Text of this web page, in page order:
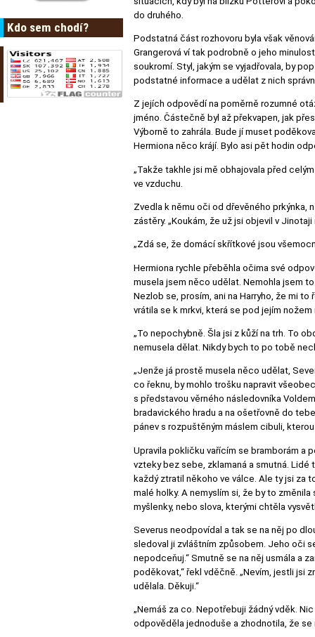
Kdo sem chodí?
do druhého.
Podstatná část rozhovoru byla však
Grangerová ví tak podrobně o jeho
soukromí. Styl, jakým se vyjadřovala, by
podstatné informace a udělat z nich
Z jejích odpovědí na poměrně rozumné
jméno. Částečně byl až překvapen, jak
Výborně to zahrála. Bude jí muset
Hermiona něco krájí. Bylo asi pět hodin
„Takže takhle jsi mě obhajovala před
ve vzduchu.
Zvedla k němu oči od dřevěného prkýnka,
zástěry. „Koukám, že už jsi objevil v
„Zdá se, že domácí skřítkové jsou
Hermiona rychle přeběhla očima své
musela jsem něco udělat. Nemohla jsem
Nezlob se, prosím, ani na Harryho, že mi
vrátila se k mrkvi, která se pod jejím
„To nepochybně. Šla jsi z kůží na trh. To
nemusela dělat. Nikdy bych to po tobě
„Jenže já prostě musela něco udělat,
co řeknu, by mohlo trošku napravit
s představou věrného následovníka
bradavického hradu a na ošetřovně do
pánev s rozpuštěným máslem cibuli,
Upravila pokličku vařícím se bramborám a
vzteky bez sebe, zklamaná a smutná. Lidé
každý ztratil někoho ve válce. Ale ty jsi za
malé holky. A nemyslím si, že by to
myšlenky, nebo slova, kterými chtěla
Severus neodpovídal a tak se na něj po
sledoval ji zvláštním způsobem. Jeho oči
nepodceňuj.“ Smutně se na něj usmála a
poděkovat,“ řekl vděčně. „Nevím, jestli jsi
udělala. Děkuji.“
„Nemáš za co. Nepotřebuji žádný vděk.
odpověděla jednoduše a zhodnotila, že